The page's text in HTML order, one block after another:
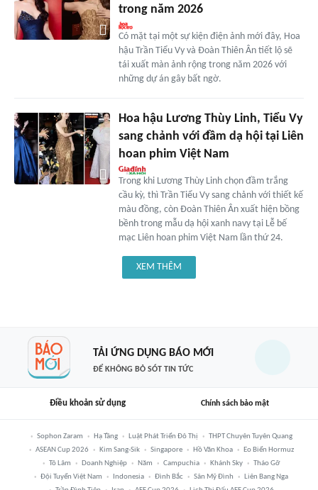
trong năm 2026
Có mặt tại một sự kiện điện ảnh mới đây, Hoa
hậu Trần Tiểu Vy và Đoàn Thiên Ân tiết lộ sẽ
tái xuất màn ảnh rộng trong năm 2026 với
những dự án gây bất ngờ.
Hoa hậu Lương Thùy Linh, Tiểu Vy
sang chảnh với đầm dạ hội tại Liên
hoan phim Việt Nam
Trong khi Lương Thùy Linh chọn đầm trắng
cầu kỳ, thì Trần Tiểu Vy sang chảnh với thiết kế
màu đồng, còn Đoàn Thiên Ân xuất hiện bồng
bềnh trong mẫu dạ hội xanh navy tại Lễ bế
mạc Liên hoan phim Việt Nam lần thứ 24.
XEM THÊM
TẢI ỨNG DỤNG BÁO MỚI
ĐỂ KHÔNG BỎ SÓT TIN TỨC
Điều khoản sử dụng Chính sách bảo mật
Sophon Zaram Hạ Tầng Luật Phát Triển Đô Thị
THPT Chuyên Tuyên Quang
ASEAN Cup 2026
Kim Sang-Sik Singapore Hồ Văn Khoa
Eo Biển Hormuz
Tô Lâm
Doanh Nghiệp Năm Campuchia Khánh Sky
Tháo Gỡ
Đội Tuyển Việt Nam
Indonesia Đình Bắc Sân Mỹ Đình
Liên Bang Nga